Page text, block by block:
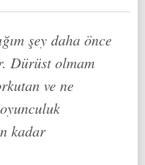
şey daha önce
Dürüst olmam
ve ne
kadar